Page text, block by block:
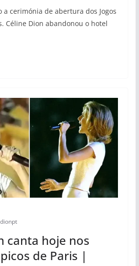
a cerimónia de abertura dos Jogos
Céline Dion abandonou o hotel
canta hoje nos
de Paris |